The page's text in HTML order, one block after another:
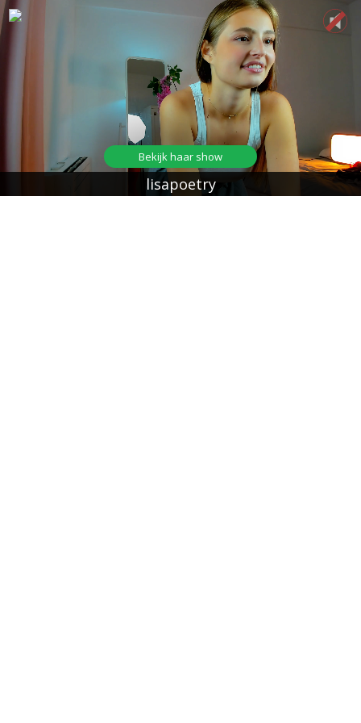
lisapoetry
Bekijk haar show